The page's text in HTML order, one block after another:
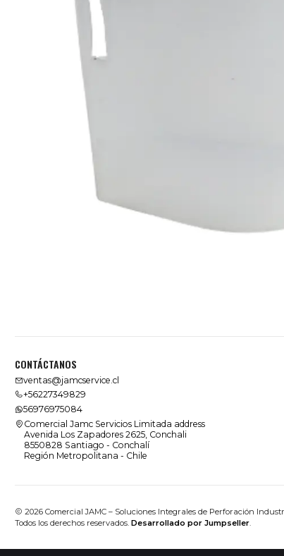
CONTÁCTANOS
ventas@jamcservice.cl
+56227349829
56976975084
Comercial Jamc Servicios Limitada address
Avenida Los Zapadores 2625, Conchali
8550828 Santiago - Conchalí
Región Metropolitana - Chile
2026 Comercial JAMC – Soluciones Integrales de Perforación
Todos los derechos reservados. Desarrollado por Jumpseller.